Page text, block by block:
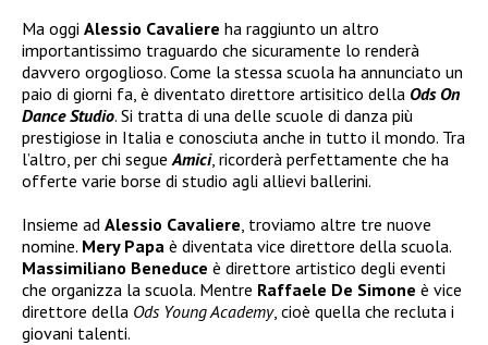
Ma oggi Alessio Cavaliere ha raggiunto un altro
importantissimo traguardo che sicuramente lo renderà
davvero orgoglioso. Come la stessa scuola ha annunciato un
paio di giorni fa, è diventato direttore artisitico della Ods On
Dance Studio. Si tratta di una delle scuole di danza più
prestigiose in Italia e conosciuta anche in tutto il mondo. Tra
l’altro, per chi segue Amici, ricorderà perfettamente che ha
offerte varie borse di studio agli allievi ballerini.
Insieme ad Alessio Cavaliere , troviamo altre tre nuove
nomine. Mery Papa è diventata vice direttore della scuola.
Massimiliano Beneduce è direttore artistico degli eventi
che organizza la scuola. Mentre Raffaele De Simone è vice
direttore della Ods Young Academy, cioè quella che recluta i
giovani talenti.